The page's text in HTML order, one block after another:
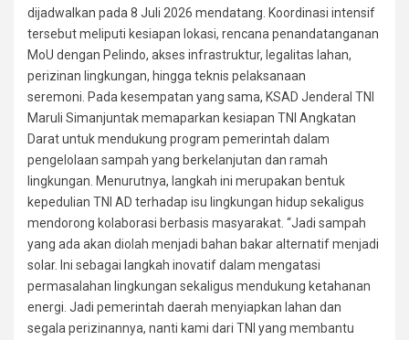
dijadwalkan pada 8 Juli 2026 mendatang. Koordinasi intensif
tersebut meliputi kesiapan lokasi, rencana penandatanganan
MoU dengan Pelindo, akses infrastruktur, legalitas lahan,
perizinan lingkungan, hingga teknis pelaksanaan
seremoni. Pada kesempatan yang sama, KSAD Jenderal TNI
Maruli Simanjuntak memaparkan kesiapan TNI Angkatan
Darat untuk mendukung program pemerintah dalam
pengelolaan sampah yang berkelanjutan dan ramah
lingkungan. Menurutnya, langkah ini merupakan bentuk
kepedulian TNI AD terhadap isu lingkungan hidup sekaligus
mendorong kolaborasi berbasis masyarakat. “Jadi sampah
yang ada akan diolah menjadi bahan bakar alternatif menjadi
solar. Ini sebagai langkah inovatif dalam mengatasi
permasalahan lingkungan sekaligus mendukung ketahanan
energi. Jadi pemerintah daerah menyiapkan lahan dan
segala perizinannya, nanti kami dari TNI yang membantu